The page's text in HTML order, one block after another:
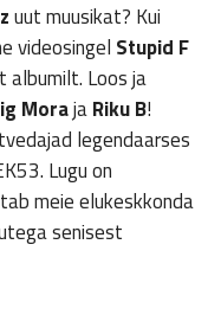
uut muusikat? Kui
videosingel Stupid F
albumilt. Loos ja
MorajaRiku B!
legendaarses
Lugu on
meie elukeskkonda
senisest